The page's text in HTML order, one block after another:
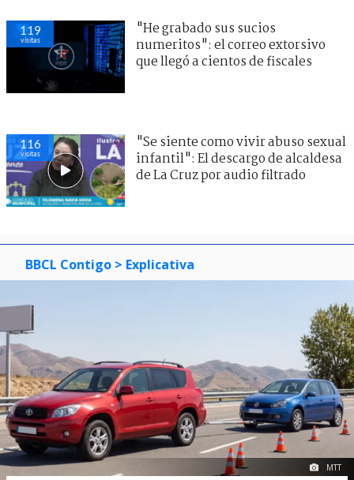
119
visitas
"He grabado sus sucios
numeritos": el correo extorsivo
que llegó a cientos de fiscales
116
visitas
"Se siente como vivir abuso sexual
infantil": El descargo de alcaldesa
de La Cruz por audio filtrado
BBCL Contigo > Explicativa
MTT